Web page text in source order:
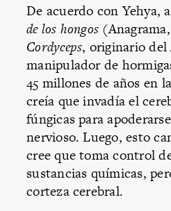
De acuerdo con Yehya,
de los hongos
Cordyceps, originario del
manipulador de
45 millones de años en
creía que invadía el
fúngicas para
nervioso. Luego, esto
cree que toma control
sustancias químicas,
corteza cerebral.